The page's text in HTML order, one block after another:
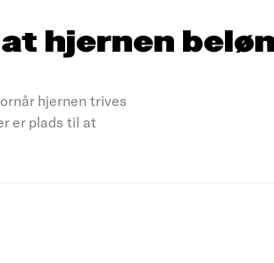
hjernen
hjernen trives
er plads til at